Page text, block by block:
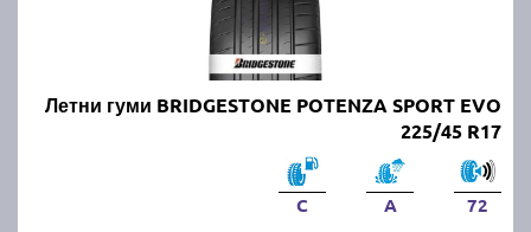
безплатна доставка, но предлага експресна
доставка до всички точки на страната.
Възползвайте се от директна доставка до Варна,
Пловдив, Бургас, София, Стара Загора, Велико
Благоевград, Кюстендил, Перник, Хасково,
Силистра, Добрич и други градове.
Летни гуми BRIDGESTONE POTENZA SPORT EVO
225/45 R17
C A 72